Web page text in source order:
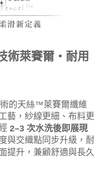
術萊賽爾・耐用
的天絲™萊賽爾纖維
藝，紗線更細、布料更
2–3 次水洗後即展現
與交織點同步升級，耐
提升，兼顧舒適與長久